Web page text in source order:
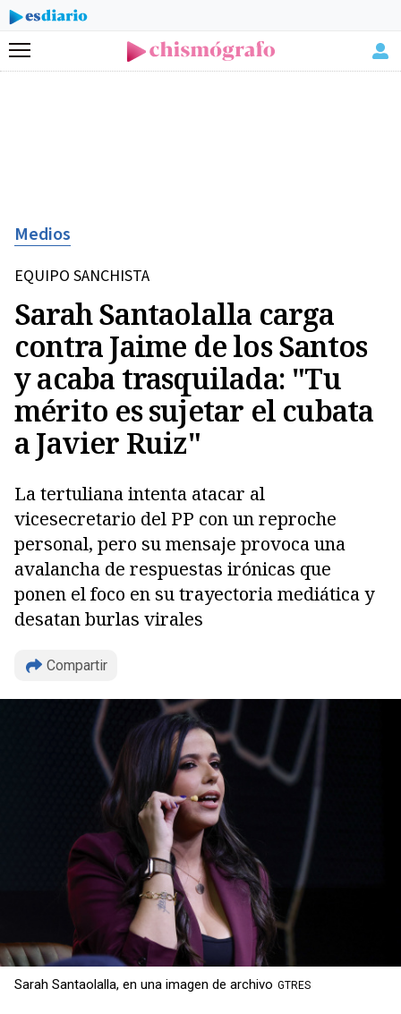
Menú
Medios
EQUIPO SANCHISTA
Sarah Santaolalla carga
contra Jaime de los Santos
y acaba trasquilada: "Tu
mérito es sujetar el cubata
a Javier Ruiz"
La tertuliana intenta atacar al
vicesecretario del PP con un reproche
personal, pero su mensaje provoca una
avalancha de respuestas irónicas que
ponen el foco en su trayectoria mediática y
desatan burlas virales
Compartir
Copiar
Sarah Santaolalla, en una imagen de archivo GTRES